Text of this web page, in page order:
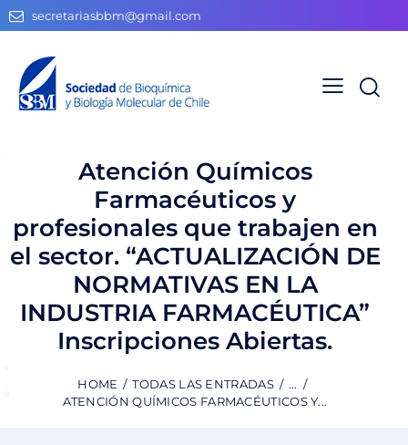
secretariasbbm@gmail.com
Atención Químicos
Farmacéuticos y
profesionales que trabajen en
el sector. “ACTUALIZACIÓN DE
NORMATIVAS EN LA
INDUSTRIA FARMACÉUTICA”
Inscripciones Abiertas.
HOME TODAS LAS ENTRADAS
...
ATENCIÓN QUÍMICOS FARMACÉUTICOS Y...